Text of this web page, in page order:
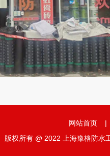
网站首页
|
版权所有 @ 2022 上海豫格防水